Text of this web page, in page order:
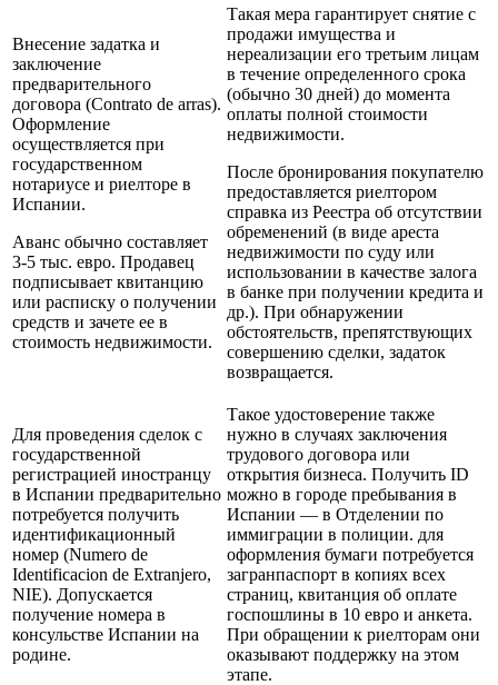
Внесение задатка и
заключение
предварительного
договора (Contrato de arras).
Оформление
осуществляется при
государственном
нотариусе и риелторе в
Испании.
Аванс обычно составляет
3-5 тыс. евро. Продавец
подписывает квитанцию
или расписку о получении
средств и зачете ее в
стоимость недвижимости.
Такая мера гарантирует снятие с
продажи имущества и
нереализации его третьим лицам
в течение определенного срока
(обычно 30 дней) до момента
оплаты полной стоимости
недвижимости.
После бронирования покупателю
предоставляется риелтором
справка из Реестра об отсутствии
обременений (в виде ареста
недвижимости по суду или
использовании в качестве залога
в банке при получении кредита и
др.). При обнаружении
обстоятельств, препятствующих
совершению сделки, задаток
возвращается.
Для проведения сделок с
государственной
регистрацией иностранцу
в Испании предварительно
потребуется получить
идентификационный
номер (Numero de
Identificacion de Extranjero,
NIE). Допускается
получение номера в
консульстве Испании на
родине.
Такое удостоверение также
нужно в случаях заключения
трудового договора или
открытия бизнеса. Получить ID
можно в городе пребывания в
Испании — в Отделении по
иммиграции в полиции. для
оформления бумаги потребуется
загранпаспорт в копиях всех
страниц, квитанция об оплате
госпошлины в 10 евро и анкета.
При обращении к риелторам они
оказывают поддержку на этом
этапе.